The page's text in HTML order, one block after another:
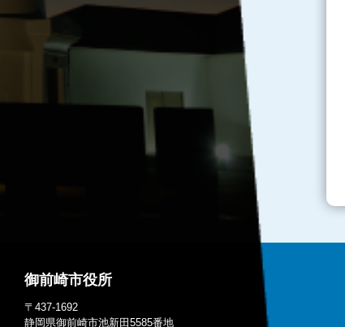
御前崎市役所
〒437-1692
静岡県御前崎市池新田5585番地